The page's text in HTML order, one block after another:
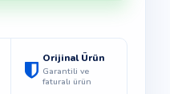
Orijinal Ürün
Garantili ve
faturalı ürün